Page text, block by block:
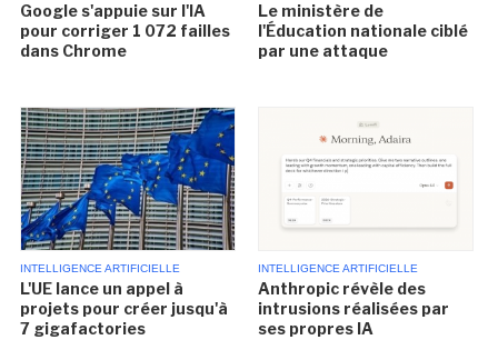
Google s'appuie sur l'IA
pour corriger 1 072 failles
dans Chrome
Le ministère de
l'Éducation nationale ciblé
par une attaque
INTELLIGENCE ARTIFICIELLE
L'UE lance un appel à
projets pour créer jusqu'à
7 gigafactories
INTELLIGENCE ARTIFICIELLE
Anthropic révèle des
intrusions réalisées par
ses propres IA